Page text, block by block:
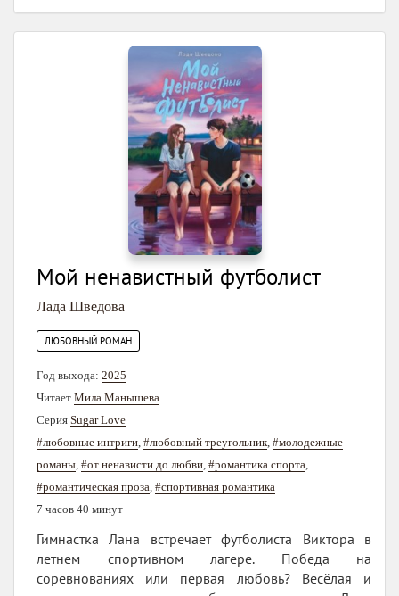
Мой ненавистный футболист
Лада Шведова
ЛЮБОВНЫЙ РОМАН
Год выхода: 2025
Читает Мила Манышева
Серия Sugar Love
#любовные интриги #любовный треугольник #молодежные
романы #от ненависти до любви #романтика спорта
#романтическая проза #спортивная романтика
7 часов 40 минут
Гимнастка Лана встречает футболиста Виктора в
летнем спортивном лагере. Победа на
соревнованиях или первая любовь? Весёлая и